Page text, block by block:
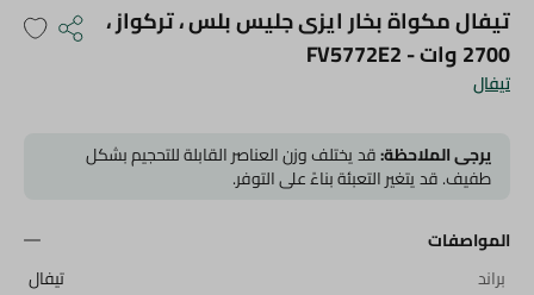
تيفال
تيفال مكواة بخار ايزى جليس بلس ، تركواز ،
2700 وات - FV5772E2
يرجى الملاحظة:قد يختلف وزن العناصر القابلة للتحجيم بشكل
طفيف. قد يتغير التعبئة بناءً على التوفر.
المواصفات
براند
تيفال